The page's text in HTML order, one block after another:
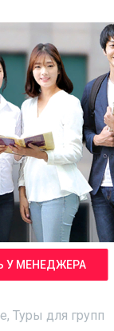
У МЕНЕДЖЕРА
Туры для групп